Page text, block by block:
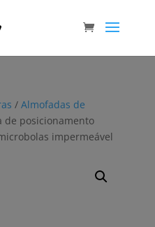
/ Almofadas de
posicionamento
impermeável